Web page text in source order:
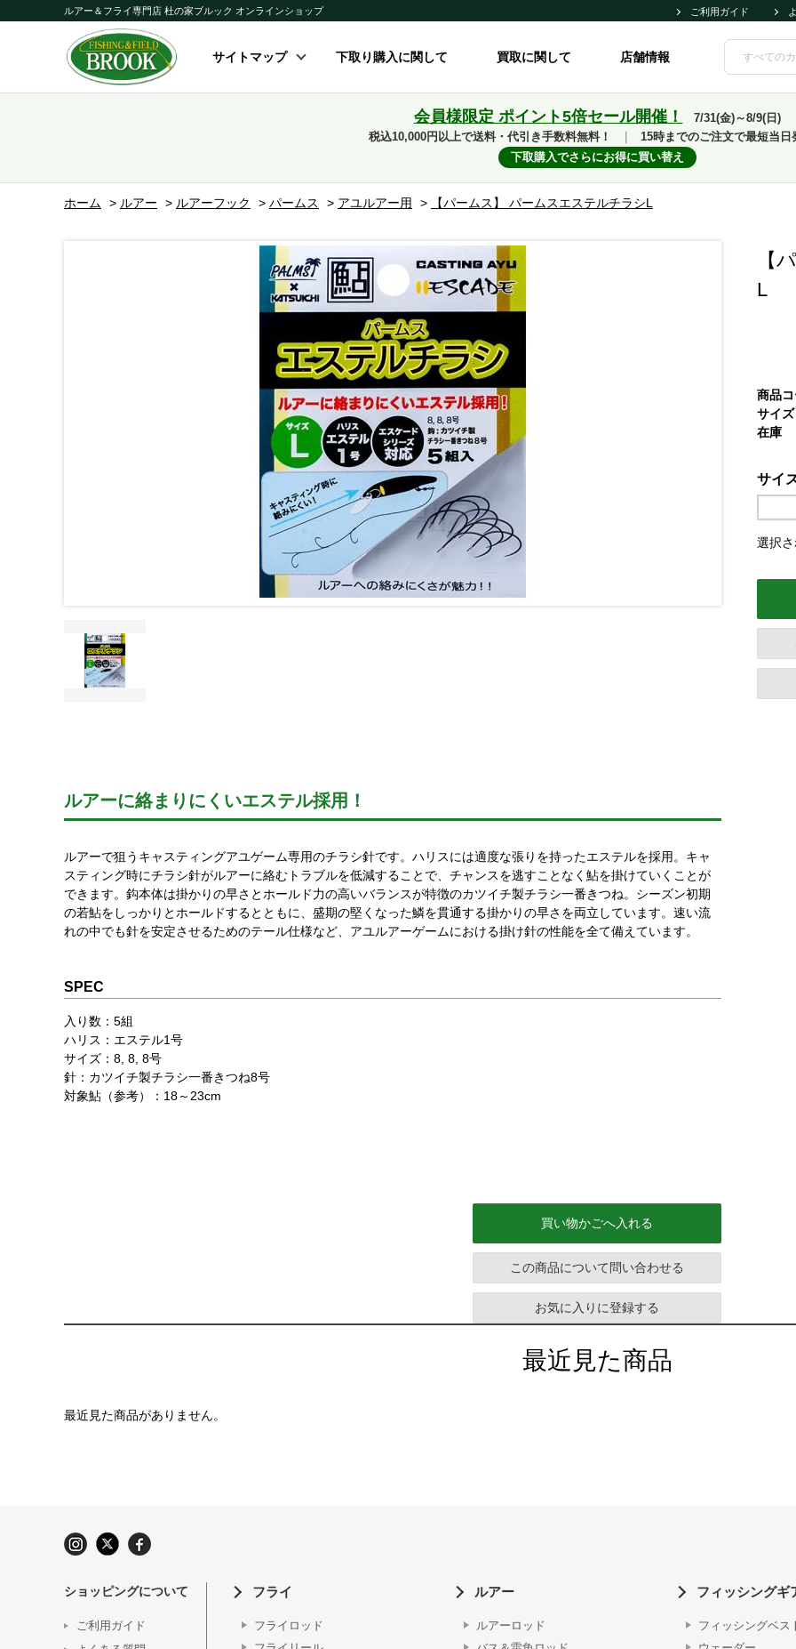
ルアー＆フライ専門店 杜の家ブルック オンラインショップ ご利用ガイド
サイトマップ 下取り購入に関して 買取に関して 店舗情報
会員様限定 ポイント5倍セール開催！
7/31(金)～8/9(日)
税込10,000円以上で送料・代引き手数料無料！
15時までのご注文で最短当日
下取購入でさらにお得に買い替え
ホーム > ルアー > ルアーフック > パームス > アユルアー用 > 【パームス】 パームスエステルチラシL
ルアーに絡まりにくいエステル採用！
ルアーで狙うキャスティングアユゲーム専用のチラシ針です。ハリスには適度な張りを持ったエステルを採用。キャ
スティング時にチラシ針がルアーに絡むトラブルを低減することで、チャンスを逃すことなく鮎を掛けていくことが
できます。鈎本体は掛かりの早さとホールド力の高いバランスが特徴のカツイチ製チラシ一番きつね。シーズン初期
の若鮎をしっかりとホールドするとともに、盛期の堅くなった鱗を貫通する掛かりの早さを両立しています。速い流
れの中でも針を安定させるためのテール仕様など、アユルアーゲームにおける掛け針の性能を全て備えています。
SPEC
入り数：5組
ハリス：エステル1号
サイズ：8, 8, 8号
針：カツイチ製チラシ一番きつね8号
対象鮎（参考）：18～23cm
【
L
商品
サイズ
在庫
サイ
選択さ
買い物かごへ入れる
この商品について問い合わせる
お気に入りに登録する
最近見た商品
最近見た商品がありません。
ショッピングについて
ご利用ガイド
フライ
フライロッド
ルアー
ルアーロッド
フィッシングギ
フィッシングベス